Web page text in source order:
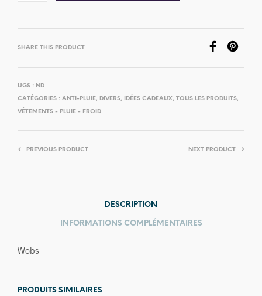
SHARE THIS PRODUCT
UGS : ND
CATÉGORIES : ANTI-PLUIE, DIVERS, IDÉES CADEAUX, TOUS LES PRODUITS,
VÊTEMENTS - PLUIE - FROID
PREVIOUS PRODUCT NEXT PRODUCT
DESCRIPTION
INFORMATIONS COMPLÉMENTAIRES
Wobs
PRODUITS SIMILAIRES